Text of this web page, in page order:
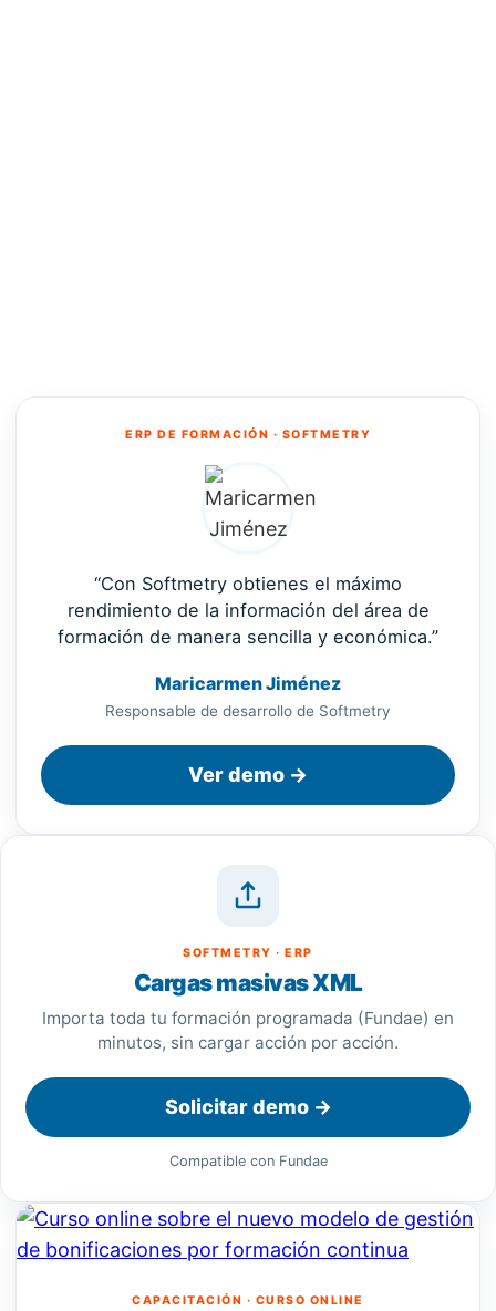
ERP DE FORMACIÓN · SOFTMETRY
“Con Softmetry obtienes el máximo
rendimiento de la información del área de
formación de manera sencilla y económica.”
Maricarmen Jiménez
Responsable de desarrollo de Softmetry
Ver demo →
SOFTMETRY · ERP
Cargas masivas XML
Importa toda tu formación programada (Fundae) en
minutos, sin cargar acción por acción.
Solicitar demo →
Compatible con Fundae
CAPACITACIÓN · CURSO ONLINE